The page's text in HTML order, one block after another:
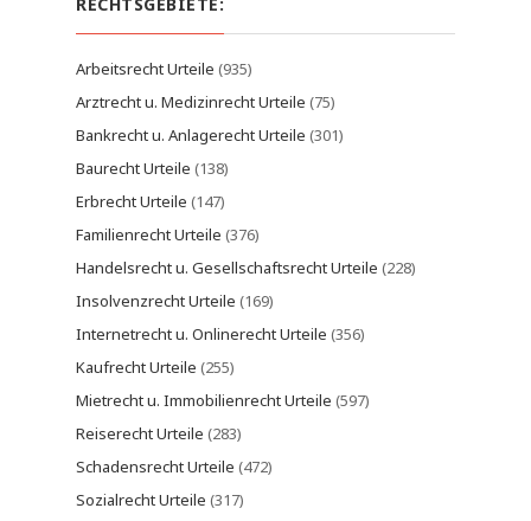
Arbeitsrecht Urteile (935)
Arztrecht u. Medizinrecht Urteile (75)
Bankrecht u. Anlagerecht Urteile (301)
Baurecht Urteile (138)
Erbrecht Urteile (147)
Familienrecht Urteile (376)
Handelsrecht u. Gesellschaftsrecht Urteile (228)
Insolvenzrecht Urteile (169)
Internetrecht u. Onlinerecht Urteile (356)
Kaufrecht Urteile (255)
Mietrecht u. Immobilienrecht Urteile (597)
Reiserecht Urteile (283)
Schadensrecht Urteile (472)
Sozialrecht Urteile (317)